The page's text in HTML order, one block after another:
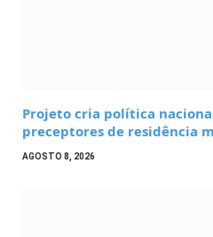
Projeto cria política
preceptores de residência
AGOSTO 8, 2026